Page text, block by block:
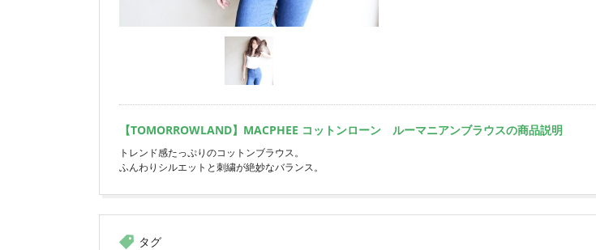
【TOMORROWLAND】MACPHEE コットンローン ルーマニアンブラウスの商品説明
トレンド感たっぷりのコットンブラウス。
ふんわりシルエットと刺繍が絶妙なバランス。
タグ